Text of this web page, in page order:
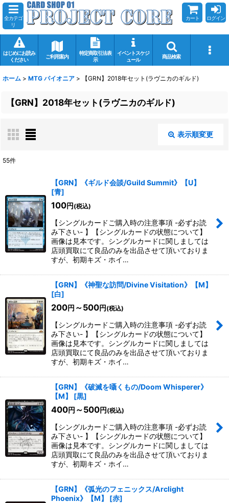
全カテゴ
リ
カート ログイン
はじめにお読み
ください
ご利用案内
特定商取引法表
示
イベントスケジ
ュール
商品検索
ホーム > MTG パイオニア > 【GRN】2018年セット(ラヴニカのギルド)
【GRN】2018年セット(ラヴニカのギルド)
表示順変更
在庫あり
並び順:
絞り込む
55件
【GRN】《ギルド会談/Guild Summit》【U】
[青]
100円 (税込)
【シングルカードご購入時の注意事項 -必ずお読
み下さい- 】【シングルカードの状態について】
画像は見本です。シングルカードに関しましては
店頭買取にて良品のみを出品させて頂いておりま
すが、初期キズ・ホイ…
【GRN】《神聖な訪問/Divine Visitation》【M】
[白]
200円 ～500円 (税込)
【シングルカードご購入時の注意事項 -必ずお読
み下さい- 】【シングルカードの状態について】
画像は見本です。シングルカードに関しましては
店頭買取にて良品のみを出品させて頂いておりま
すが、初期キズ・ホイ…
【GRN】《破滅を囁くもの/Doom Whisperer》
【M】
[黒]
400円 ～500円 (税込)
【シングルカードご購入時の注意事項 -必ずお読
み下さい- 】【シングルカードの状態について】
画像は見本です。シングルカードに関しましては
店頭買取にて良品のみを出品させて頂いておりま
すが、初期キズ・ホイ…
【GRN】《弧光のフェニックス/Arclight
Phoenix》【M】
[赤]